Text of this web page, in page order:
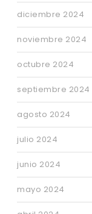
diciembre 2024
noviembre 2024
octubre 2024
septiembre 2024
agosto 2024
julio 2024
junio 2024
mayo 2024